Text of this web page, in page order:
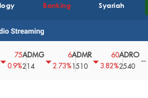
Banking Syariah
ADMG
214
2.73%
ADMR
1510
60
3.82%
ADRO
2540
0
0%